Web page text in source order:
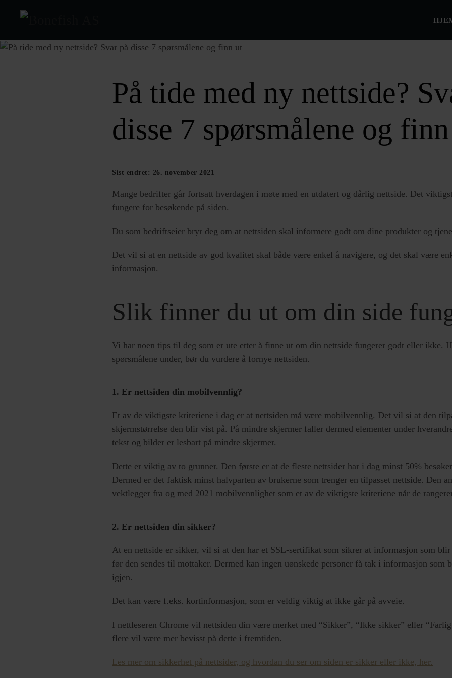
På tide med ny nettside?
disse 7 spørsmålene og
Sist endret: 26. november 2021
Mange bedrifter går fortsatt hverdagen i møte med en utdatert og dårlig nettside. Det
fungere for besøkende på siden.
Du som bedriftseier bryr deg om at nettsiden skal informere godt om dine produkter og
Det vil si at en nettside av god kvalitet skal både være enkel å navigere, og det skal være
informasjon.
Slik finner du ut om din side
Vi har noen tips til deg som er ute etter å finne ut om din nettside fungerer godt eller ikke.
spørsmålene under, bør du vurdere å fornye nettsiden.
1. Er nettsiden din mobilvennlig?
Et av de viktigste kriteriene i dag er at nettsiden må være mobilvennlig. Det vil si at den
skjermstørrelse den blir vist på. På mindre skjermer faller dermed elementer under
tekst og bilder er lesbart på mindre skjermer.
Dette er viktig av to grunner. Den første er at de fleste nettsider har i dag minst 50%
Dermed er det faktisk minst halvparten av brukerne som trenger en tilpasset nettside. Den
vektlegger fra og med 2021 mobilvennlighet som et av de viktigste kriteriene når de
2. Er nettsiden din sikker?
At en nettside er sikker, vil si at den har et SSL-sertifikat som sikrer at informasjon som
før den sendes til mottaker. Dermed kan ingen uønskede personer få tak i informasjon som
igjen.
Det kan være f.eks. kortinformasjon, som er veldig viktig at ikke går på avveie.
I nettleseren Chrome vil nettsiden din være merket med “Sikker”, “Ikke sikker” eller
flere vil være mer bevisst på dette i fremtiden.
Les mer om sikkerhet på nettsider, og hvordan du ser om siden er sikker eller ikke, her.